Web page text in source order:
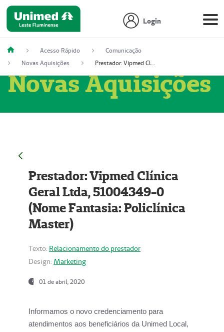
Login
Acesso Rápido
Comunicação
Novas Aquisições
Prestador: Vipmed Clínica Geral Ltda, 51004349-0 (Nome Fantasia: Policlínica Master)
Novas Aquisições
Prestador: Vipmed Clínica
Geral Ltda, 51004349-0
(Nome Fantasia: Policlínica
Master)
Texto: Relacionamento do prestador
Design: Marketing
01 de abril, 2020
Informamos o novo credenciamento para
atendimentos aos beneficiários da Unimed Local,